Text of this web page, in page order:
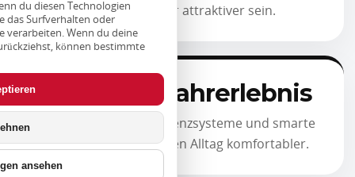
du diesen Technologien
das Surfverhalten oder
verarbeiten. Wenn du deine
können bestimmte
ansehen
laufende Kosten spürbar attraktiver sein.
Modernes Fahrerlebnis
Digitale Cockpits, Assistenzsysteme und smarte
Konnektivität machen den Alltag komfortabler.